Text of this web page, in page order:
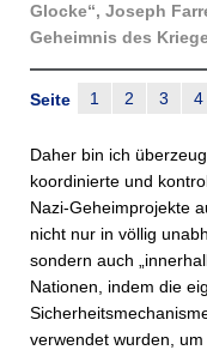
Glocke“, Joseph
Geheimnis des
Seite 1 2 3 4
Daher bin ich
koordinierte und
Nazi-Geheimprojekte
nicht nur in völlig
sondern auch
Nationen, indem die
verwendet wurden,